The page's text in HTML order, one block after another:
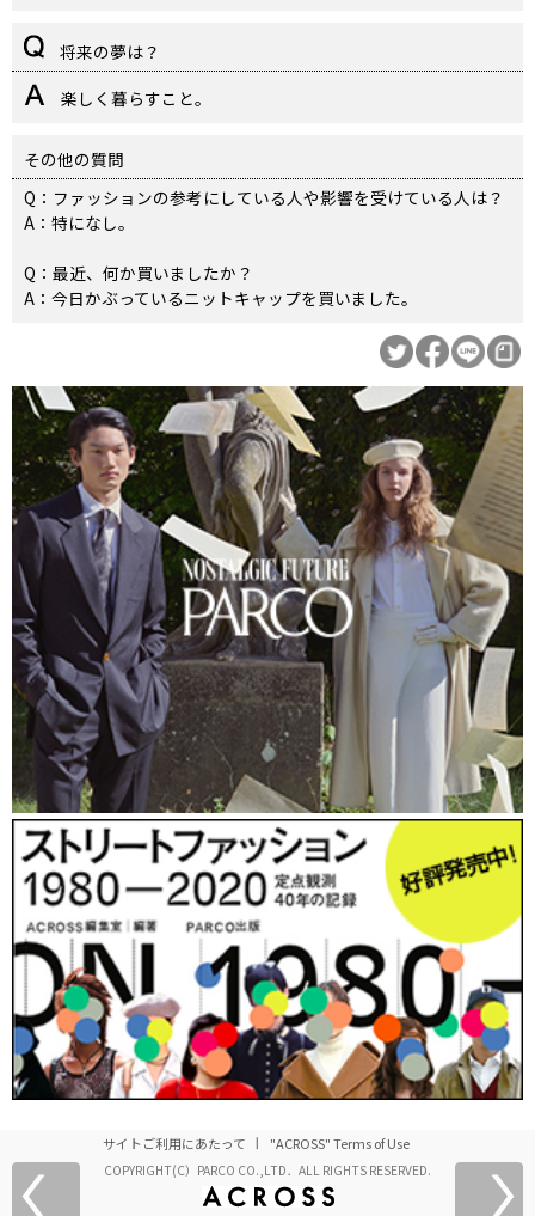
将来の夢は？
楽しく暮らすこと。
その他の質問
Q：ファッションの参考にしている人や影響を受けている人は？
A：特になし。
Q：最近、何か買いましたか？
A：今日かぶっているニットキャップを買いました。
サイトご利用にあたって "ACROSS" Terms of Use
COPYRIGHT(C）PARCO CO.,LTD．ALL RIGHTS RESERVED.